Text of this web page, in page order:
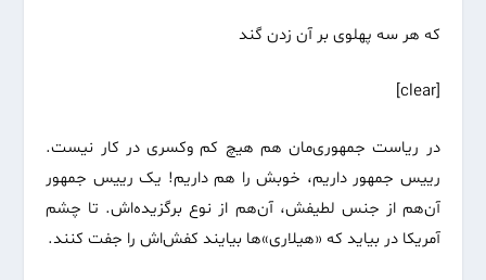
که هر سه پهلوی بر آن زدن گند
[clear]
در ریاست جمهوری‌مان هم هیچ کم وکسری در کار نیست.
رییس جمهور داریم، خوبش را هم داریم! یک رییس جمهور
آن‌هم از جنس لطیفش، آن‌هم از نوع برگزیده‌اش. تا چشم
آمریکا در بیاید که «هیلاری»ها بیایند کفش‌اش را جفت کنند.